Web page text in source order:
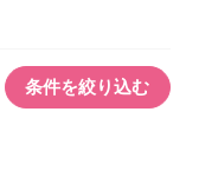
条件を絞り込む